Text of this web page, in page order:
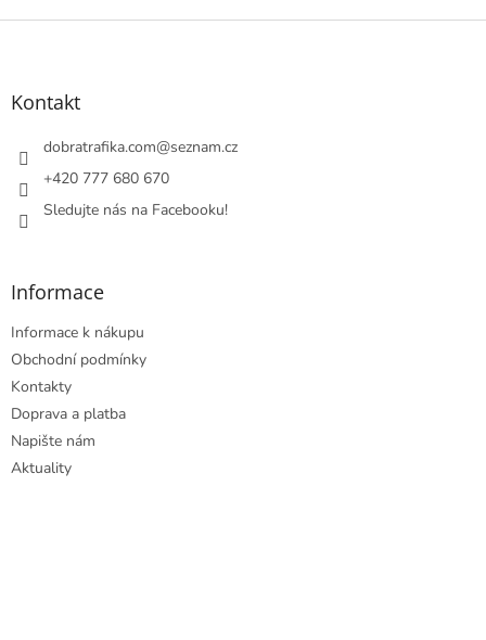
Z
Kontakt
dobratrafika.com@seznam.cz
+420 777 680 670
Sledujte nás na Facebooku!
Informace
Informace k nákupu
Obchodní podmínky
Kontakty
Doprava a platba
Napište nám
Aktuality